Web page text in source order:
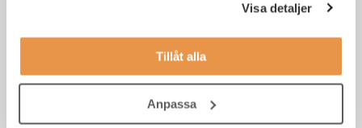
Visa detaljer
Tillåt alla
Anpassa